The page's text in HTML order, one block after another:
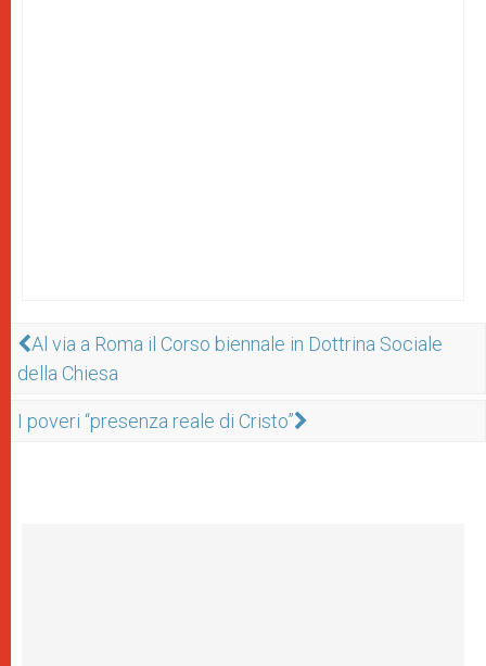
Al via a Roma il Corso biennale in Dottrina Sociale
della Chiesa
I poveri “presenza reale di Cristo”